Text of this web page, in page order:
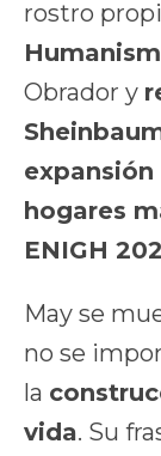
rostro
Obrador y
hogares
ENIGH
May se
no se
la
vida. Su